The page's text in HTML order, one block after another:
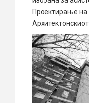
Проектирање на